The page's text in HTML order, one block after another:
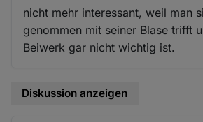
nicht mehr interessant, weil man
genommen mit seiner Blase trifft
Beiwerk gar nicht wichtig ist.
Diskussion anzeigen